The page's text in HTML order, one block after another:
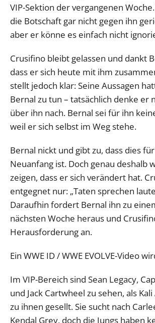
VIP-Sektion der vergangenen
die Botschaft gar nicht gegen ihn
aber er könne es einfach nicht
Crusifino bleibt gelassen und dankt
dass er sich heute mit ihm
stellt jedoch klar: Seine Aussagen
Bernal zu tun – tatsächlich denke er
über ihn nach. Bernal sei für ihn
weil er sich selbst im Weg stehe.
Bernal nickt und gibt zu, dass dies
Neuanfang ist. Doch genau deshalb
zeigen, dass er sich verändert hat.
entgegnet nur: „Taten sprechen
Daraufhin fordert Bernal ihn zu
nächsten Woche heraus und
Herausforderung an.
Ein WWE ID / WWE EVOLVE-Video
Im VIP-Bereich sind Sean Legacy,
und Jack Cartwheel zu sehen, als
zu ihnen gesellt. Sie sucht nach
Kendal Grey, doch die Jungs haben